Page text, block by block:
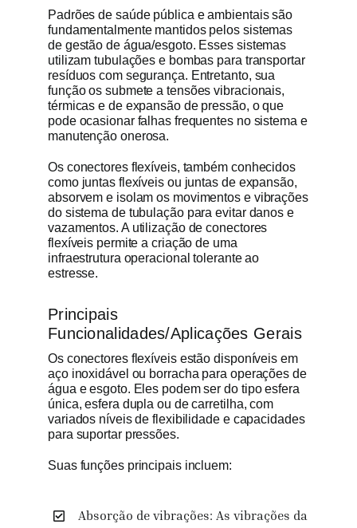
Padrões de saúde pública e ambientais são
fundamentalmente mantidos pelos sistemas
de gestão de água/esgoto. Esses sistemas
utilizam tubulações e bombas para transportar
resíduos com segurança. Entretanto, sua
função os submete a tensões vibracionais,
térmicas e de expansão de pressão, o que
pode ocasionar falhas frequentes no sistema e
manutenção onerosa.
Os conectores flexíveis, também conhecidos
como juntas flexíveis ou juntas de expansão,
absorvem e isolam os movimentos e vibrações
do sistema de tubulação para evitar danos e
vazamentos. A utilização de conectores
flexíveis permite a criação de uma
infraestrutura operacional tolerante ao
estresse.
Principais
Funcionalidades/Aplicações Gerais
Os conectores flexíveis estão disponíveis em
aço inoxidável ou borracha para operações de
água e esgoto. Eles podem ser do tipo esfera
única, esfera dupla ou de carretilha, com
variados níveis de flexibilidade e capacidades
para suportar pressões.
Suas funções principais incluem:
Absorção de vibrações: As vibrações da